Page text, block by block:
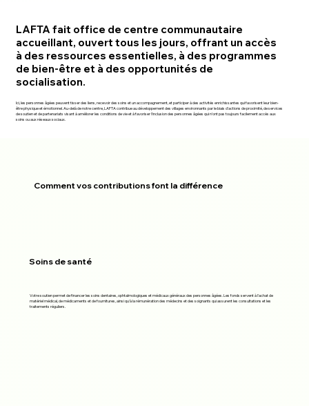
LAFTA fait office de centre communautaire
accueillant, ouvert tous les jours, offrant un accès
à des ressources essentielles, à des programmes
de bien-être et à des opportunités de
socialisation.
Ici, les personnes âgées peuvent tisser des liens, recevoir des soins et un accompagnement, et participer à des activités enrichissantes qui favorisent leur bien-
être physique et émotionnel. Au-delà de notre centre, LAFTA contribue au développement des villages environnants par le biais d'actions de proximité, de services
de soutien et de partenariats visant à améliorer les conditions de vie et à favoriser l'inclusion des personnes âgées qui n'ont pas toujours facilement accès aux
soins ou aux réseaux sociaux.
Comment vos contributions font la différence
Soins de santé
Votre soutien permet de financer les soins dentaires, ophtalmologiques et médicaux généraux des personnes âgées. Les fonds servent à l'achat de
matériel médical, de médicaments et de fournitures, ainsi qu'à la rémunération des médecins et des soignants qui assurent les consultations et les
traitements réguliers.